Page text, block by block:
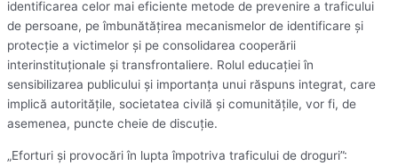
identificarea celor mai eficiente metode de prevenire a traficului
de persoane, pe îmbunătățirea mecanismelor de identificare și
protecție a victimelor și pe consolidarea cooperării
interinstituționale și transfrontaliere. Rolul educației în
sensibilizarea publicului și importanța unui răspuns integrat, care
implică autoritățile, societatea civilă și comunitățile, vor fi, de
asemenea, puncte cheie de discuție.
„Eforturi și provocări în lupta împotriva traficului de droguri”: